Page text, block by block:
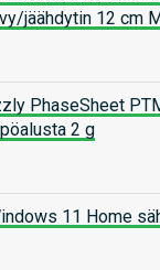
jäähdytin 12 cm
PhaseSheet
2 g
11 Home